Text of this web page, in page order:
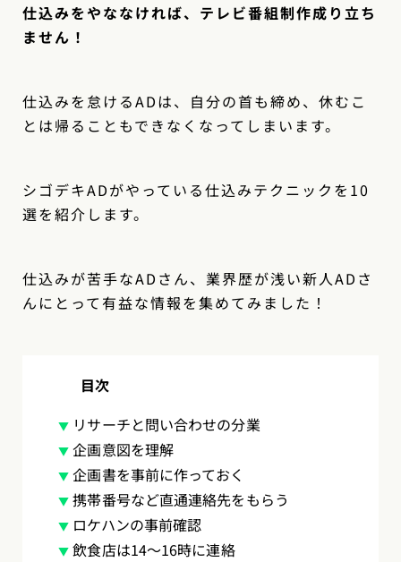
仕込みをやななければ、テレビ番組制作成り立ち
ません！
仕込みを怠けるADは、自分の首も締め、休むこ
とは帰ることもできなくなってしまいます。
シゴデキADがやっている仕込みテクニックを10
選を紹介します。
仕込みが苦手なADさん、業界歴が浅い新人ADさ
んにとって有益な情報を集めてみました！
目次
リサーチと問い合わせの分業
企画意図を理解
企画書を事前に作っておく
携帯番号など直通連絡先をもらう
ロケハンの事前確認
飲食店は14〜16時に連絡